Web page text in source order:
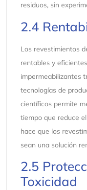
residuos, sin
2.4
Los revestimientos
rentables y
impermeabilizantes
tecnologías de
científicos permite
tiempo que reduce
hace que los
sean una solución
2.5
Toxicidad